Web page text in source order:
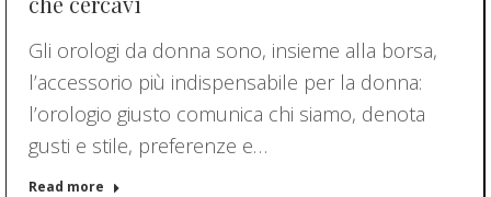
Gli orologi da donna sono, insieme alla borsa,
l’accessorio più indispensabile per la donna:
l’orologio giusto comunica chi siamo, denota
gusti e stile, preferenze e…
Read more